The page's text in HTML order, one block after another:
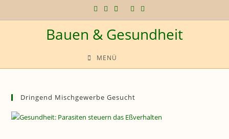
Inhalt
Bauen & Gesundheit
MENÜ
Dringend Mischgewerbe Gesucht